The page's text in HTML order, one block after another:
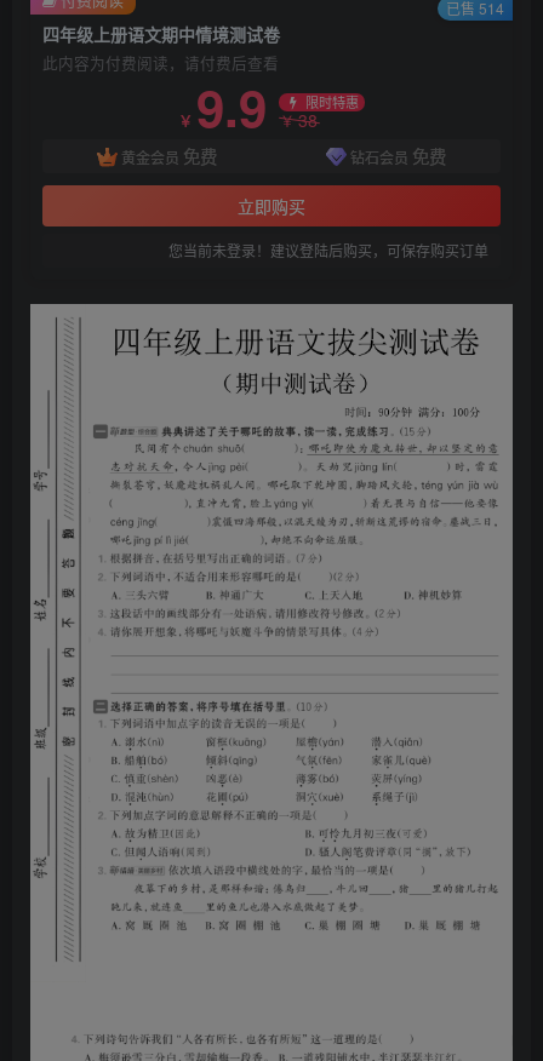
四年级上册语文期中情境测试卷
此内容为付费阅读，请付费后查看
￥ 9.9 限时特惠
￥38
黄金会员 免费 钻石会员 免费
立即购买
您当前未登录！建议登陆后购买，可保存购买订单
已售 514